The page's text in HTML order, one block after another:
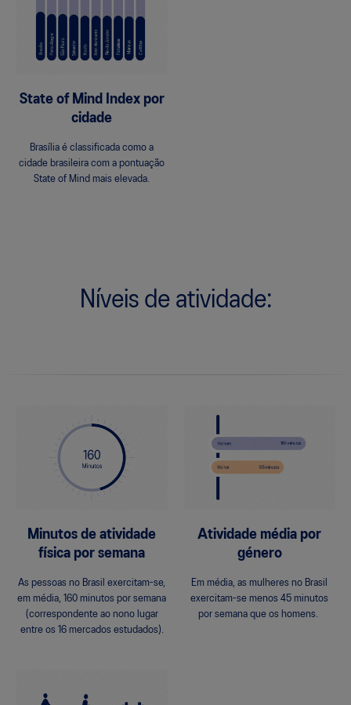
State of Mind Index por
cidade
Brasília é classificada como a
cidade brasileira com a pontuação
State of Mind mais elevada.
Níveis de atividade:
Minutos de atividade
física por semana
As pessoas no Brasil exercitam-se,
em média, 160 minutos por semana
(correspondente ao nono lugar
entre os 16 mercados estudados).
Atividade média por
género
Em média, as mulheres no Brasil
exercitam-se menos 45 minutos
por semana que os homens.